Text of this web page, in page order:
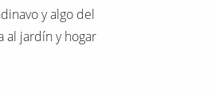
y algo del
al jardín y hogar